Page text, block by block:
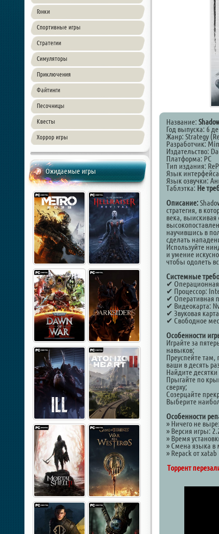
Гонки
Спортивные игры
Стратегии
Симуляторы
Приключения
Файтинги
Песочницы
Квесты
Хоррор игры
Ожидаемые игры
Название:
Год выпуска: 6
Жанр: Strategy
Разработчик:
Издательство:
Платформа: PC
Тип издания:
Язык
Язык озвучки:
Таблэтка: Не
Описание:
стратегия, в
века,
научившись в
сделать
Используйте
и умение
чтобы одолеть
Системные
✔ Операционная
✔ Процессор:
✔ Оперативная
✔ Видеокарта:
✔ Звуковая
✔ Свободное
Особенности
Играйте за
навыков;
Преуспейте там,
ваши в десять
Найдите
Прыгайте по
сверху;
Созерцайте
Выберите
Особенности
» Ничего не
» Версия игры:
» Время
» Смена языка в
» Repack от xatab
Торрент